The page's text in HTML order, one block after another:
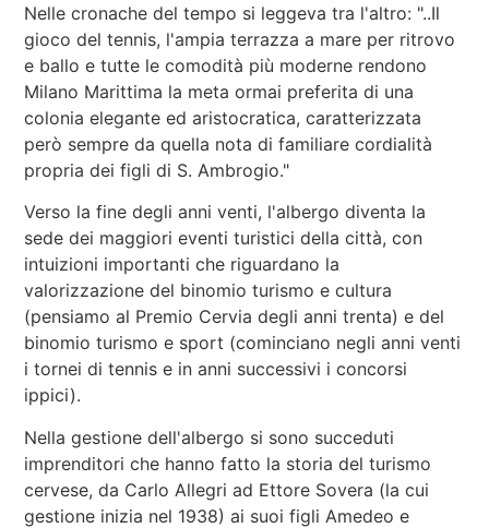
Nelle cronache del tempo si leggeva tra l'altro: "..Il
gioco del tennis, l'ampia terrazza a mare per ritrovo
e ballo e tutte le comodità più moderne rendono
Milano Marittima la meta ormai preferita di una
colonia elegante ed aristocratica, caratterizzata
però sempre da quella nota di familiare cordialità
propria dei figli di S. Ambrogio."
Verso la fine degli anni venti, l'albergo diventa la
sede dei maggiori eventi turistici della città, con
intuizioni importanti che riguardano la
valorizzazione del binomio turismo e cultura
(pensiamo al Premio Cervia degli anni trenta) e del
binomio turismo e sport (cominciano negli anni venti
i tornei di tennis e in anni successivi i concorsi
ippici).
Nella gestione dell'albergo si sono succeduti
imprenditori che hanno fatto la storia del turismo
cervese, da Carlo Allegri ad Ettore Sovera (la cui
gestione inizia nel 1938) ai suoi figli Amedeo e